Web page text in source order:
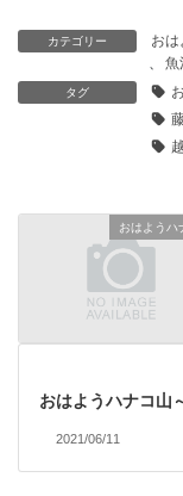
カテゴリー おは
、
魚
タグ
おはようハ
おはようハナコ山
2021/06/11